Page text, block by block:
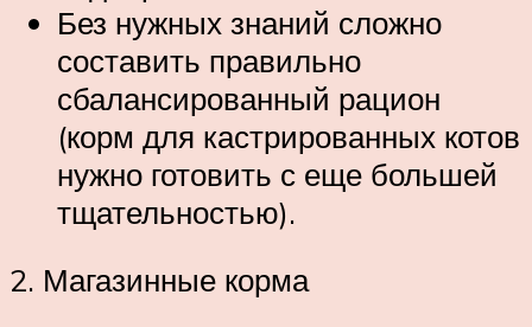
Без нужных знаний сложно
составить правильно
сбалансированный рацион
(корм для кастрированных котов
нужно готовить с еще большей
тщательностью).
2. Магазинные корма